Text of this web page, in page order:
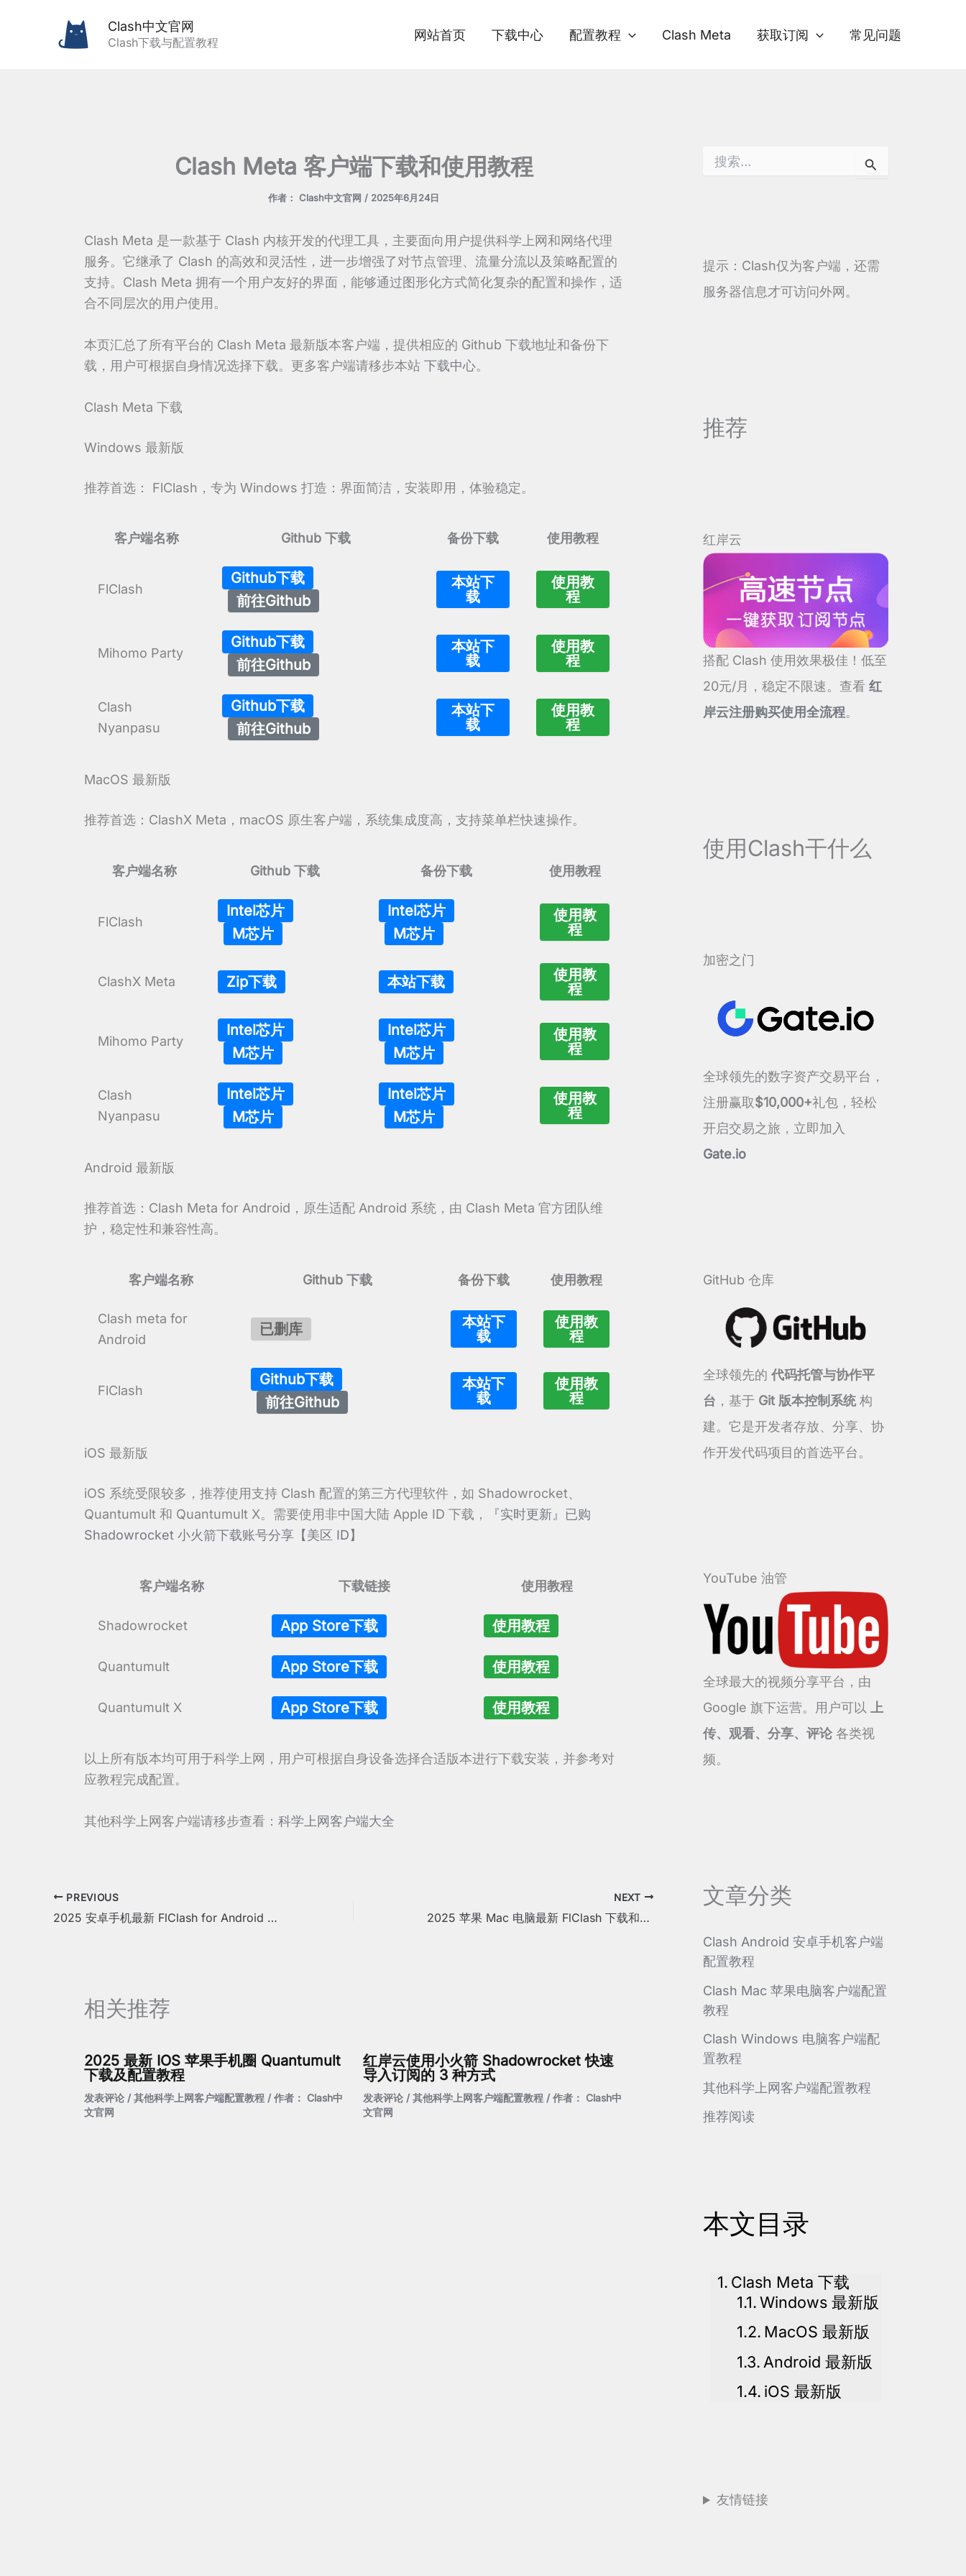
Clash中文官网
Clash下载与配置教程 网站首页 下载中心 配置教程 Clash Meta 获取订阅 常见问题
Clash Meta 客户端下载和使用教程
作者： Clash中文官网 / 2025年6月24日
Clash Meta 是一款基于 Clash 内核开发的代理工具，主要面向用户提供科学上网和网络代理
服务。它继承了 Clash 的高效和灵活性，进一步增强了对节点管理、流量分流以及策略配置的
支持。Clash Meta 拥有一个用户友好的界面，能够通过图形化方式简化复杂的配置和操作，适
合不同层次的用户使用。
本页汇总了所有平台的 Clash Meta 最新版本客户端，提供相应的 Github 下载地址和备份下
载，用户可根据自身情况选择下载。更多客户端请移步本站 下载中心。
Clash Meta 下载
Windows 最新版
推荐首选： FlClash，专为 Windows 打造：界面简洁，安装即用，体验稳定。
客户端名称 Github 下载 备份下载 使用教程
FlClash
Github下载
前往Github
本站下
载
使用教
程
Mihomo Party
Github下载
前往Github
本站下
载
使用教
程
Clash
Nyanpasu
Github下载
前往Github
本站下
载
使用教
程
MacOS 最新版
推荐首选：ClashX Meta，macOS 原生客户端，系统集成度高，支持菜单栏快速操作。
客户端名称 Github 下载 备份下载 使用教程
FlClash
Intel芯片
M芯片
Intel芯片
M芯片
使用教
程
ClashX Meta Zip下载 本站下载
使用教
程
Mihomo Party
Intel芯片
M芯片
Intel芯片
M芯片
使用教
程
Clash
Nyanpasu
Intel芯片
M芯片
Intel芯片
M芯片
使用教
程
Android 最新版
推荐首选：Clash Meta for Android，原生适配 Android 系统，由 Clash Meta 官方团队维
护，稳定性和兼容性高。
客户端名称 Github 下载 备份下载 使用教程
Clash meta for
Android
已删库
本站下
载
使用教
程
FlClash
Github下载
前往Github
本站下
载
使用教
程
iOS 最新版
iOS 系统受限较多，推荐使用支持 Clash 配置的第三方代理软件，如 Shadowrocket、
Quantumult 和 Quantumult X。需要使用非中国大陆 Apple ID 下载，
『实时更新』已购
Shadowrocket 小火箭下载账号分享【美区 ID】
客户端名称 下载链接 使用教程
Shadowrocket App Store下载 使用教程
Quantumult App Store下载 使用教程
Quantumult X App Store下载 使用教程
以上所有版本均可用于科学上网，用户可根据自身设备选择合适版本进行下载安装，并参考对
应教程完成配置。
其他科学上网客户端请移步查看： 科学上网客户端大全
PREVIOUS
2025 安卓手机最新 FlClash for Android 下载和使用教程
NEXT
2025 苹果 Mac 电脑最新 FlClash 下载和使用教程
相关推荐
2025 最新 IOS 苹果手机圈 Quantumult
下载及配置教程
发表评论 / 其他科学上网客户端配置教程 / 作者： Clash中
文官网
红岸云使用小火箭 Shadowrocket 快速
导入订阅的 3 种方式
发表评论 / 其他科学上网客户端配置教程/ 作者： Clash中
文官网
提示：Clash仅为客户端，还需
服务器信息才可访问外网。
推荐
红岸云
搭配 Clash 使用效果极佳！低至
20元/月，稳定不限速。查看 红
岸云注册购买使用全流程。
使用Clash干什么
加密之门
全球领先的数字资产交易平台，
注册赢取$10,000+礼包，轻松
开启交易之旅，立即加入
Gate.io
GitHub 仓库
全球领先的 代码托管与协作平
台 ，基于 Git 版本控制系统构
建。它是开发者存放、分享、协
作开发代码项目的首选平台。
YouTube 油管
全球最大的视频分享平台，由
Google 旗下运营。用户可以 上
传、观看、分享、评论各类视
频。
文章分类
Clash Android 安卓手机客户端
配置教程
Clash Mac 苹果电脑客户端配置
教程
Clash Windows 电脑客户端配
置教程
其他科学上网客户端配置教程
推荐阅读
本文目录
Clash Meta 下载
Windows 最新版
MacOS 最新版
Android 最新版
iOS 最新版
友情链接